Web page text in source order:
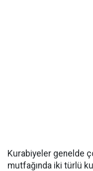
Kurabiyeler genelde
mutfağında iki türlü